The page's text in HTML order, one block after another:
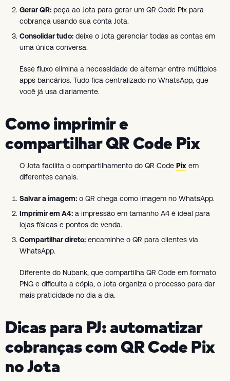
Gerar QR: peça ao Jota para gerar um QR Code Pix para
cobrança usando sua conta Jota.
Consolidar tudo: deixe o Jota gerenciar todas as contas em
uma única conversa.
Esse fluxo elimina a necessidade de alternar entre múltiplos
apps bancários. Tudo fica centralizado no WhatsApp, que
você já usa diariamente.
Como imprimir e
compartilhar QR Code Pix
O Jota facilita o compartilhamento do QR Code Pix em
diferentes canais.
Salvar a imagem: o QR chega como imagem no WhatsApp.
Imprimir em A4: a impressão em tamanho A4 é ideal para
lojas físicas e pontos de venda.
Compartilhar direto: encaminhe o QR para clientes via
WhatsApp.
Diferente do Nubank, que compartilha QR Code em formato
PNG e dificulta a cópia, o Jota organiza o processo para dar
mais praticidade no dia a dia.
Dicas para PJ: automatizar
cobranças com QR Code Pix
no Jota